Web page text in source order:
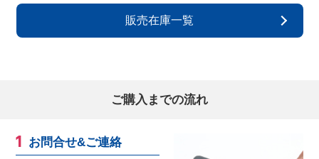
販売在庫一覧
ご購入までの流れ
お問合せ&ご連絡